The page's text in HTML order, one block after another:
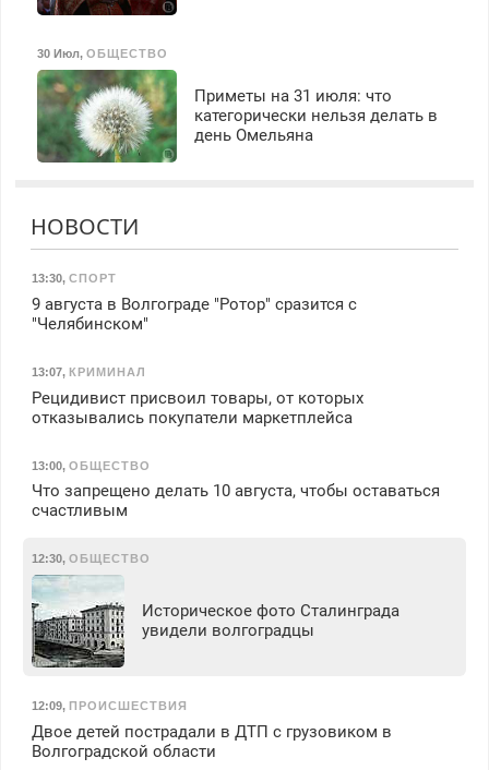
30 Июл, ОБЩЕСТВО
Приметы на 31 июля: что
категорически нельзя делать в
день Омельяна
НОВОСТИ
13:30, СПОРТ
9 августа в Волгограде "Ротор" сразится с
"Челябинском"
13:07, КРИМИНАЛ
Рецидивист присвоил товары, от которых
отказывались покупатели маркетплейса
13:00, ОБЩЕСТВО
Что запрещено делать 10 августа, чтобы оставаться
счастливым
12:30, ОБЩЕСТВО
Историческое фото Сталинграда
увидели волгоградцы
12:09, ПРОИСШЕСТВИЯ
Двое детей пострадали в ДТП с грузовиком в
Волгоградской области